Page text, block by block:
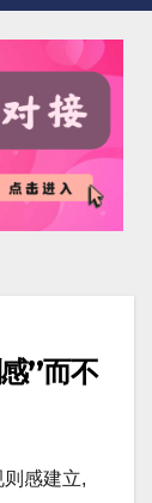
”而不
则感建立,